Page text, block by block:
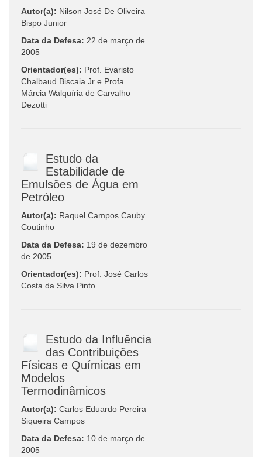
Autor(a): Nilson José De Oliveira
Bispo Junior
Data da Defesa: 22 de março de
2005
Orientador(es): Prof. Evaristo
Chalbaud Biscaia Jr e Profa.
Márcia Walquíria de Carvalho
Dezotti
Estudo da
Estabilidade de
Emulsões de Água em
Petróleo
Autor(a): Raquel Campos Cauby
Coutinho
Data da Defesa: 19 de dezembro
de 2005
Orientador(es): Prof. José Carlos
Costa da Silva Pinto
Estudo da Influência
das Contribuições
Físicas e Químicas em
Modelos
Termodinâmicos
Autor(a): Carlos Eduardo Pereira
Siqueira Campos
Data da Defesa: 10 de março de
2005